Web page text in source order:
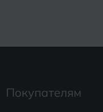
Покупателям